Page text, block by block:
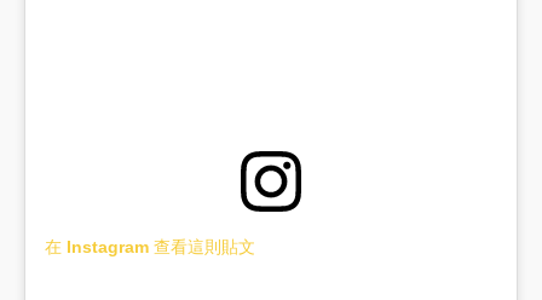
在 Instagram 查看這則貼文